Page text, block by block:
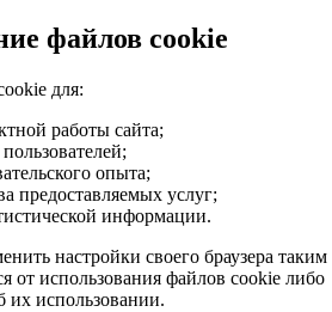
файлов cookie
для:
работы сайта;
опыта;
предоставляемых услуг;
информации.
настройки своего браузера таким
от использования файлов cookie либо
их использовании.